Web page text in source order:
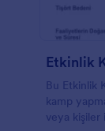
Etkinlik
Bu Etkinlik
kamp
veya